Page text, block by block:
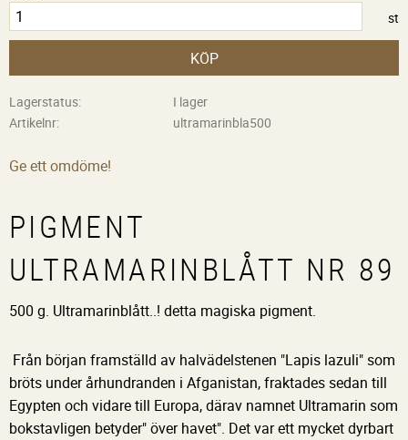
st
KÖP
Lagerstatus
I lager
Artikelnr
ultramarinbla500
Ge ett omdöme!
PIGMENT
ULTRAMARINBLÅTT NR 89
500 g. Ultramarinblått..! detta magiska pigment.
Från början framställd av halvädelstenen "Lapis lazuli" som
bröts under århundranden i Afganistan, fraktades sedan till
Egypten och vidare till Europa, därav namnet Ultramarin som
bokstavligen betyder" över havet". Det var ett mycket dyrbart